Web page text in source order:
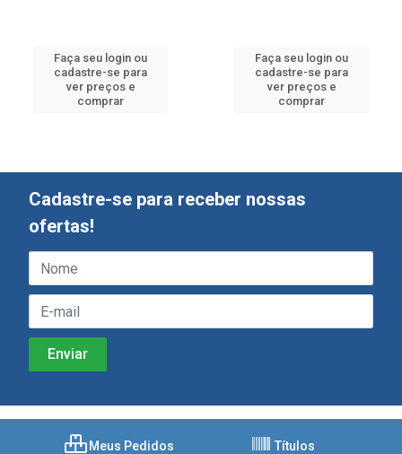
Faça seu login ou
cadastre-se para
ver preços e
comprar
Faça seu login ou
cadastre-se para
ver preços e
comprar
Cadastre-se para receber nossas
ofertas!
Meus Pedidos Títulos